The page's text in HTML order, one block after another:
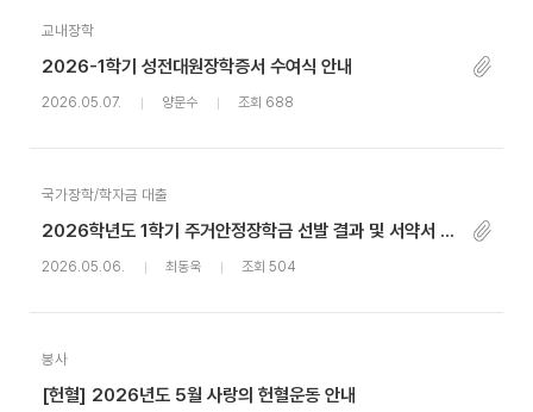
교내장학
2026-1학기 성전대원장학증서 수여식 안내
2026.05.07. 양문수 조회 688
국가장학/학자금 대출
2026학년도 1학기 주거안정장학금 선발 결과 및 서약서 제출 안내(서약서 제출 기한 연장)
2026.05.06. 최동욱 조회 504
봉사
[헌혈] 2026년도 5월 사랑의 헌혈운동 안내